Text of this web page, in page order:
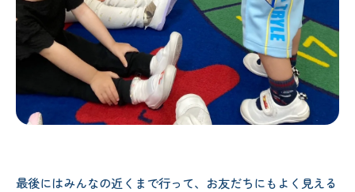
最後にはみんなの近くまで行って、お友だちにもよく見える